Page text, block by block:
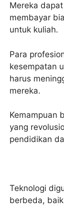
Mereka
membayar
untuk kuliah.
Para
kesempatan
harus
mereka.
Kemampuan
yang
pendidikan
Teknologi
berbeda,